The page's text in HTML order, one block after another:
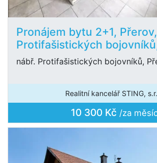
Pronájem bytu 2+1,
Protifašistických
nábř. Protifašistických bojovníků,
Realitní kancelář STING,
10 300 Kč /za